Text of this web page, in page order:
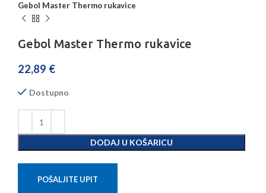
Gebol Master Thermo rukavice
Gebol Master Thermo rukavice
22,89 €
Dostupno
DODAJ U KOŠARICU
POŠALJITE UPIT